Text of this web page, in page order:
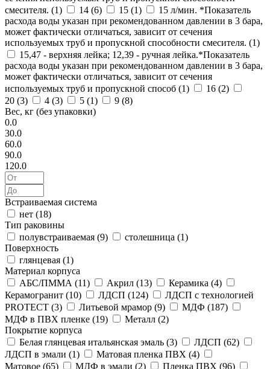
смесителя. (1) 14 (6) 15 (1)
15 л/мин. *Показатель
расхода воды указан при рекомендованном давлении в 3 бара,
может фактически отличаться, зависит от сечения
используемых труб и пропускной способности смесителя. (1)
15,47 - верхняя лейка; 12,39 - ручная лейка.*Показатель
расхода воды указан при рекомендованном давлении в 3 бара,
может фактически отличаться, зависит от сечения
используемых труб и пропускной способ (1) 16 (2)
20 (3) 4 (3) 5 (1) 9 (8)
Вес, кг (без упаковки)
0.0
30.0
60.0
90.0
120.0
Встраиваемая система
нет (18)
Тип раковины
полувстраиваемая (9) столешница (1)
Поверхность
глянцевая (1)
Материал корпуса
АБС/ПММА (11) Акрил (13) Керамика (4)
Керамогранит (10) ЛДСП (124)
ЛДСП с технологией
PROTECT (3) Литьевой мрамор (9) МДФ (187)
МДФ в ПВХ пленке (19) Металл (2)
Покрытие корпуса
Белая глянцевая итальянская эмаль (3) ЛДСП (62)
ЛДСП в эмали (1) Матовая пленка ПВХ (4)
Матовое (65) МДФ в эмали (2) Пленка ПВХ (96)